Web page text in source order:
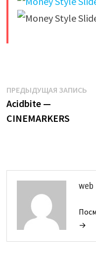
Навигация
по
ПРЕДЫДУЩАЯ ЗАПИСЬ
Acidbite —
CINEMARKERS
web
→